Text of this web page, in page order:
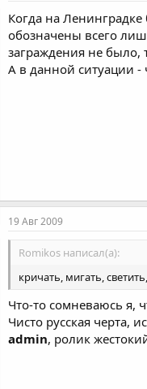
Когда на
обозначены всего
заграждения не было,
А в данной ситуации -
19 Авг 2009
Romikos написал(а):
кричать, мигать,
Что-то сомневаюсь я,
Чисто русская черта,
admin, ролик